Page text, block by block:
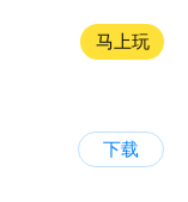
马上玩
下载